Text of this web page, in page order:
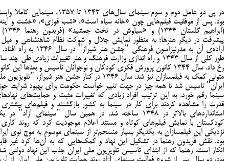
در پی دو عامل دوم و سوم سینمای سال‌های 1343 تا 1357، سینمایی
بود. پس از موفقیت فیلم‌هایی چون «خانه سیاه است»، «شب قوزی»، «خشت و
(ابراهیم گلستان
پیشرفت در دیگر هنرها؛ به منظور نمایش جلال و شوکت نظام شاهنشاهی و
اراده‌ی آن به مدرنیزاسون فرهنگی "جشن هنر شیراز" در سال 1346 به
طور کلی از سال 1343 و راه اندازی وزارت فرهنگ و هنر تغییرات زیادی طی چند
رخ داد. سال 1344 کانون پرورش فکری کودکان و نوجوانان تاسیس و بعدها این
متولی کمک به فیلمسازان نیز شد. سال 1346 در کنار جشن هنر شیراز،
ایران" تاسیس شد تا همه چیز در جهت تغییر خواست حکومت برای بهبود شرایط
سینما رقم خورد. به این ترتیب افراد زیادی که تغییرات مثبت و حمایت‌های
قدرت را مشاهده کردند برای کار در سینما به کشور بازگشتند و فیلم‌های بیشتری
استانداردهای بالاتر در 1348 ساخته شد. در همین سال "سینمای آزاد"
کودکستان با نمایش فیلم‌های کوتاه و مستند اعلام موجودیت کرد که روند
نزدیکی این فیلمسازان به یکدیگر بسیار منسجم‌تر از سینمای موسوم به موج نوی
بود. نقش فریدون رهنما در تشکیل این نهاد و کمک‌هایی که به آن‌ها کرد غیر
انکار است. رهنما که از ابتدای تاسیس تلویزیون ملی ایران جذب این نهاد دولتی